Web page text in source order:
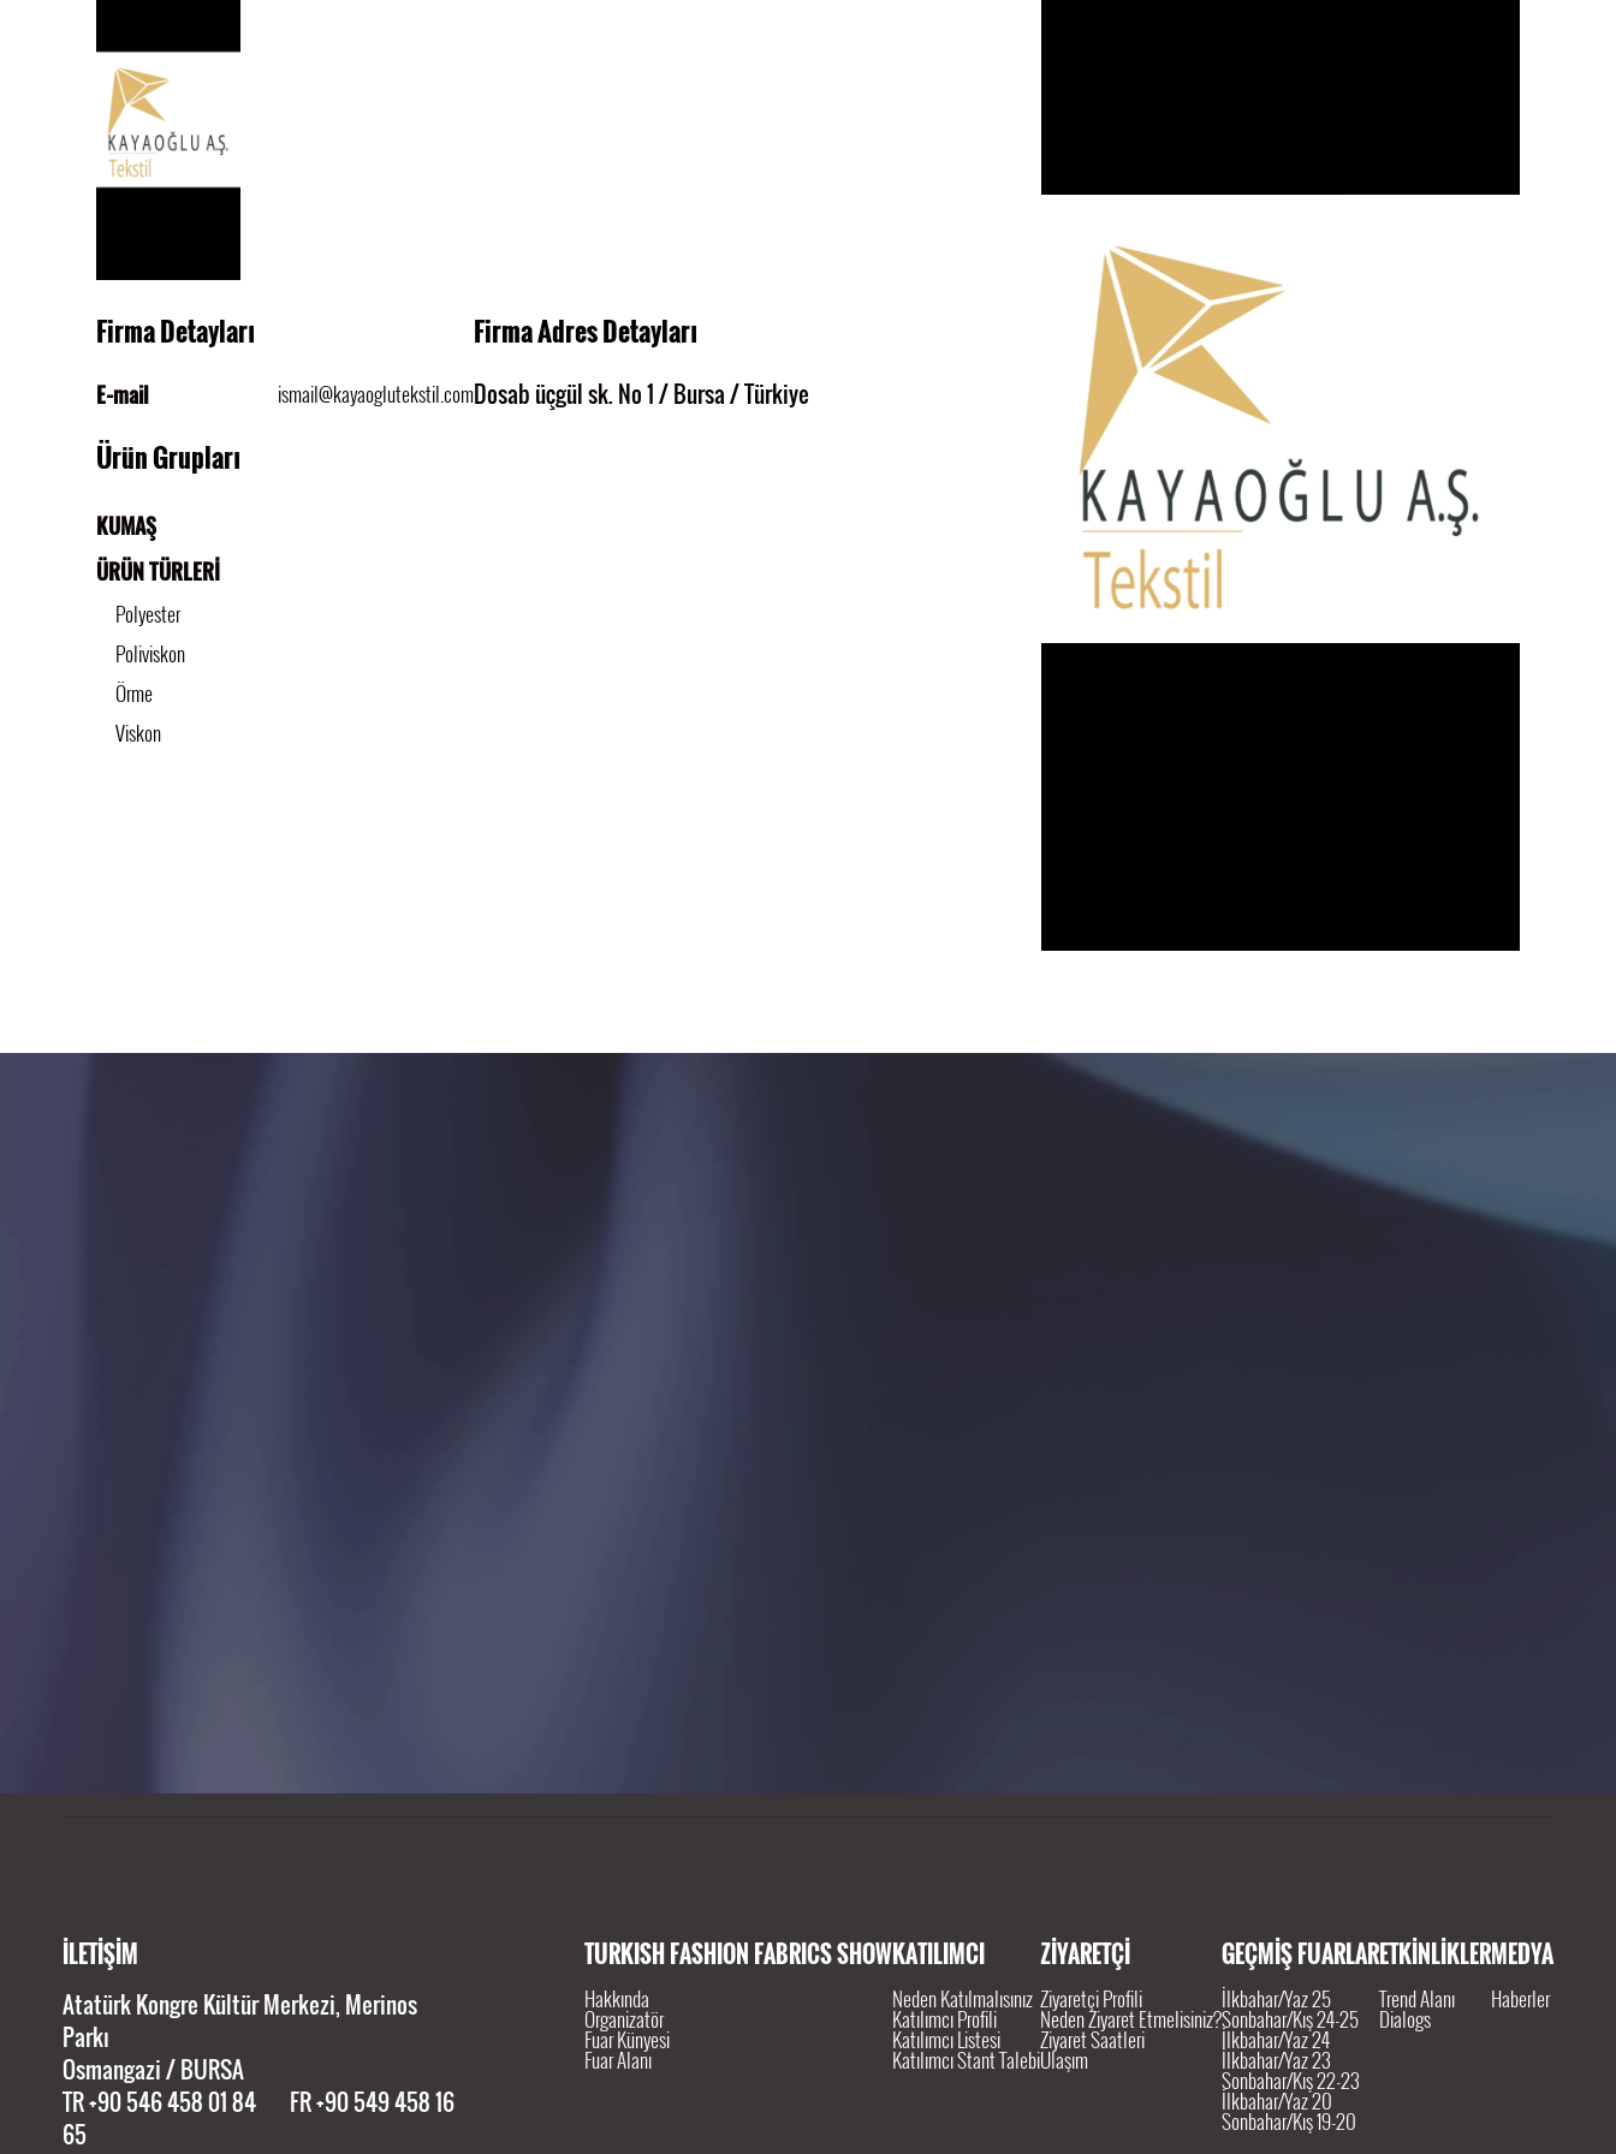
Firma Detayları
E-mail ismail@kayaoglutekstil.com
Firma Adres Detayları
Dosab üçgül sk. No 1 / Bursa / Türkiye
Ürün Grupları
KUMAŞ
ÜRÜN TÜRLERİ
Polyester
Poliviskon
Örme
Viskon
İLETİŞİM
Atatürk Kongre Kültür Merkezi, Merinos
Parkı
Osmangazi / BURSA
TR +90 546 458 01 84 FR +90 549 458 16
65
TURKISH FASHION FABRICS SHOW
Hakkında
Organizatör
Fuar Künyesi
Fuar Alanı
KATILIMCI
Neden Katılmalısınız
Katılımcı Profili
Katılımcı Listesi
Katılımcı Stant Talebi
ZİYARETÇİ
Ziyaretçi Profili
Neden Ziyaret Etmelisiniz?
Ziyaret Saatleri
Ulaşım
GEÇMİŞ FUARLAR
İlkbahar/Yaz 25
Sonbahar/Kış 24-25
İlkbahar/Yaz 24
İlkbahar/Yaz 23
Sonbahar/Kış 22-23
İlkbahar/Yaz 20
Sonbahar/Kış 19-20
ETKİNLİKLER
Trend Alanı
Dialogs
MEDYA
Haberler